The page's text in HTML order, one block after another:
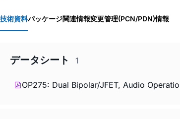
技術資料パッケージ関連情報変更管理(PCN/PDN)情報
データシート 1
OP275: Dual Bipolar/JFET, Audio